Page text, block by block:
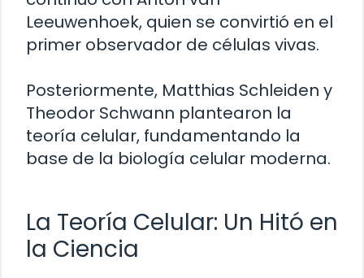
Leeuwenhoek, quien se convirtió en el
primer observador de células vivas.
Posteriormente, Matthias Schleiden y
Theodor Schwann plantearon la
teoría celular, fundamentando la
base de la biología celular moderna.
La Teoría Celular: Un Hitó en
la Ciencia